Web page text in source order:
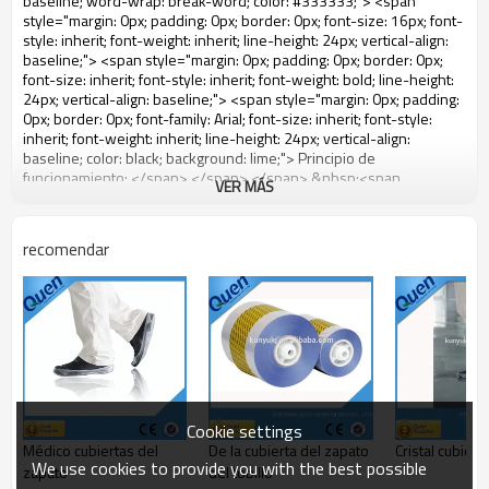
VER MÁS
recomendar
Médico cubiertas del
zapato
De la cubierta del zapato
del tobillo
Cristal
Cookie settings
We use cookies to provide you with the best possible